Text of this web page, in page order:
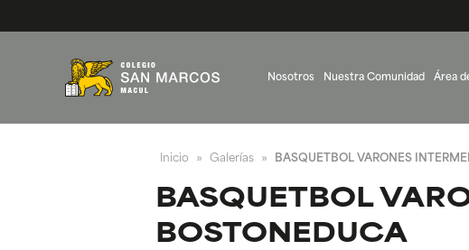
Nosotros Nuestra Comunidad Área
Inicio » Galerías » BASQUETBOL VARONES
BASQUETBOL
BOSTONEDUCA